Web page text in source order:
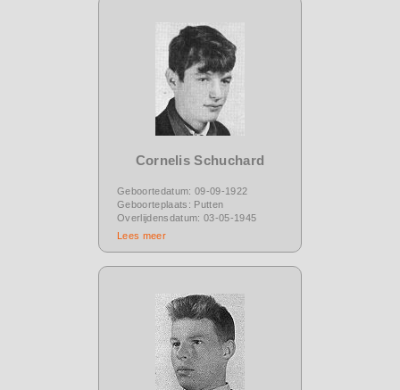
Cornelis Schuchard
Geboortedatum: 09-09-1922
Geboorteplaats: Putten
Overlijdensdatum: 03-05-1945
Lees meer